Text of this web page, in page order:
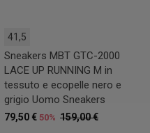
41,5
Sneakers MBT GTC-2000
LACE UP RUNNING M in
tessuto e ecopelle nero e
grigio Uomo Sneakers
159,00 €
79,50 € 50%